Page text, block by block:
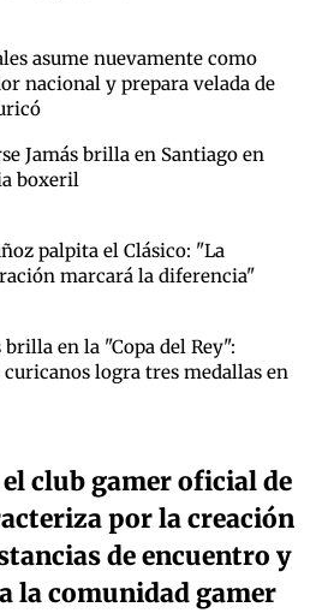
asume nuevamente como
nacional y prepara velada de
Jamás brilla en Santiago en
boxeril
palpita el Clásico: "La
marcará la diferencia"
en la "Copa del Rey":
curicanos logra tres medallas en
club gamer oficial de
por la creación
de encuentro y
la comunidad gamer